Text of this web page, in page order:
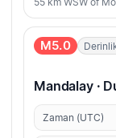
M5.0
Mandalay ·
Zaman (UTC)